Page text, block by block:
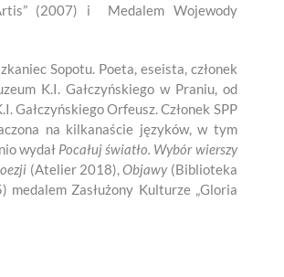
(2007) i Medalem Wojewody
Sopotu. Poeta, eseista, członek
K.I. Gałczyńskiego w Praniu, od
Orfeusz. Członek SPP
na kilkanaście języków, w tym
wydał Pocałuj światło. Wybór wierszy
(Atelier 2018),Objawy(Biblioteka
Zasłużony Kulturze „Gloria